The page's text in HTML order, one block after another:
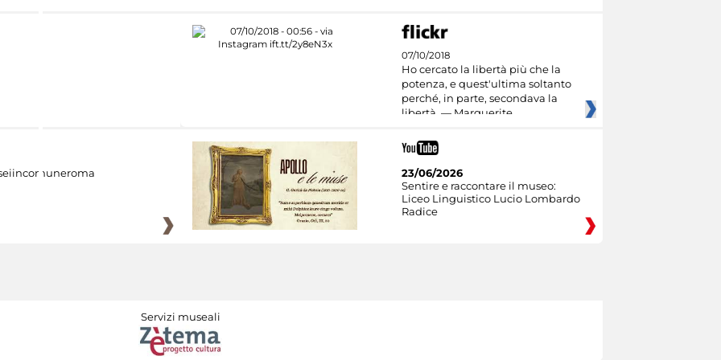
07/10/2018
Ho cercato la libertà più che la
potenza, e quest'ultima soltanto
perché, in parte, secondava la
libertà. — Marguerite
23/06/2026
Sentire e raccontare il museo:
Liceo Linguistico Lucio Lombardo
Radice
Servizi museali